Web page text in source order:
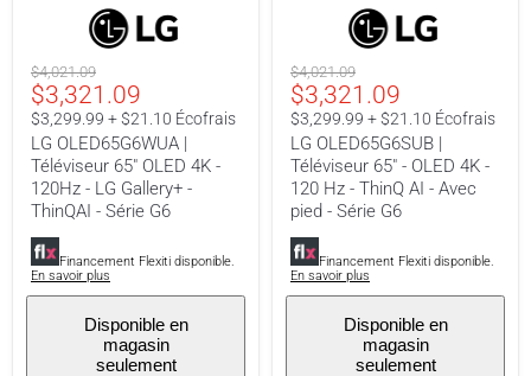
ThinQAI
Série
G6
Prix
original
$4,021.09
Prix
actuel
$3,321.09
$3,299.99 + $21.10 Écofrais
LG OLED65G6WUA |
Téléviseur 65" OLED 4K -
120Hz - LG Gallery+ -
ThinQAI - Série G6
Financement Flexiti disponible.
En savoir plus
Disponible en
magasin
seulement
ThinQ
AI
Avec
pied
Série
G6
Prix
original
$4,021.09
Prix
actuel
$3,321.09
$3,299.99 + $21.10 Écofrais
LG OLED65G6SUB |
Téléviseur 65" - OLED 4K -
120 Hz - ThinQ AI - Avec
pied - Série G6
Financement Flexiti disponible.
En savoir plus
Disponible en
magasin
seulement